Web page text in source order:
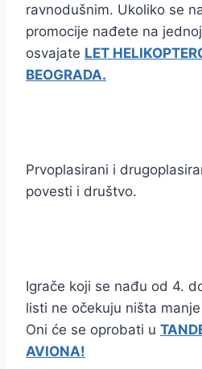
ravnodušnim. Ukoliko se
promocije nađete na
osvajate LET
BEOGRADA.
Prvoplasirani i
povesti i društvo.
Igrače koji se nađu od 4.
listi ne očekuju ništa
Oni će se oprobati u
AVIONA!